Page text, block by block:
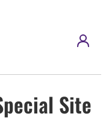
Site